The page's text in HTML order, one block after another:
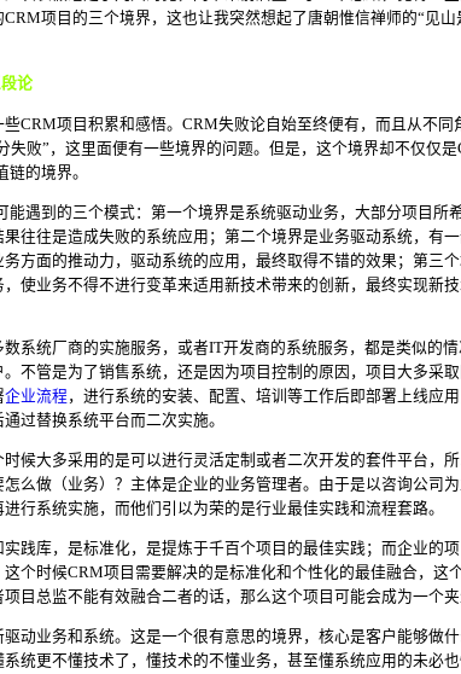
项目的三个境界，这也让我突然想起了唐朝惟信禅师的“见
论
CRM项目积累和感悟。CRM失败论自始至终便有，而且从不同
失败”，这里面便有一些境界的问题。但是，这个境界却不仅仅
的境界。
能遇到的三个模式：第一个境界是系统驱动业务，大部分项目所
往往是造成失败的系统应用；第二个境界是业务驱动系统，有
方面的推动力，驱动系统的应用，最终取得不错的效果；第三个
使业务不得不进行变革来适用新技术带来的创新，最终实现新
系统厂商的实施服务，或者IT开发商的系统服务，都是类似的
不管是为了销售系统，还是因为项目控制的原因，项目大多采
企业流程 ，进行系统的安装、配置、培训等工作后即部署上线应
过替换系统平台而二次实施。
候大多采用的是可以进行灵活定制或者二次开发的套件平台，
么做（业务）？主体是企业的业务管理者。由于是以咨询公司
行系统实施，而他们引以为荣的是行业最佳实践和流程套路。
践库，是标准化，是提炼于千百个项目的最佳实践；而企业的
个时候CRM项目需要解决的是标准化和个性化的最佳融合，这
目总监不能有效融合二者的话，那么这个项目可能会成为一个夹
动业务和系统。这是一个很有意思的境界，核心是客户能够做
统更不懂技术了，懂技术的不懂业务，甚至懂系统应用的未必